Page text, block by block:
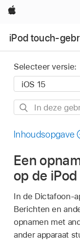
Apple
iPod touch-
Selecteer versie:
In
Inhoudsopgave
Een
op de
In de Dictafoon-
Berichten en
opnamen met
ander apparaat